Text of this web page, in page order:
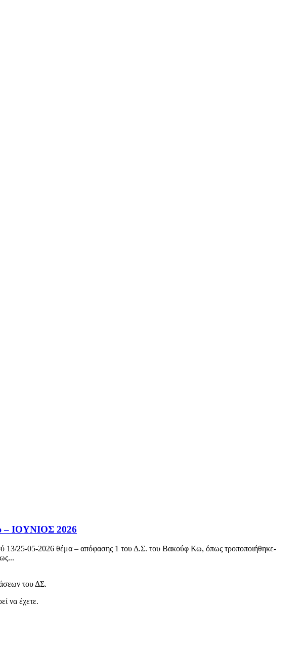
– ΙΟΥΝΙΟΣ 2026
13/25-05-2026 θέμα – απόφασης 1 του Δ.Σ. του Βακούφ Κω, όπως τροποποιήθηκε-
του ΔΣ.
να έχετε.